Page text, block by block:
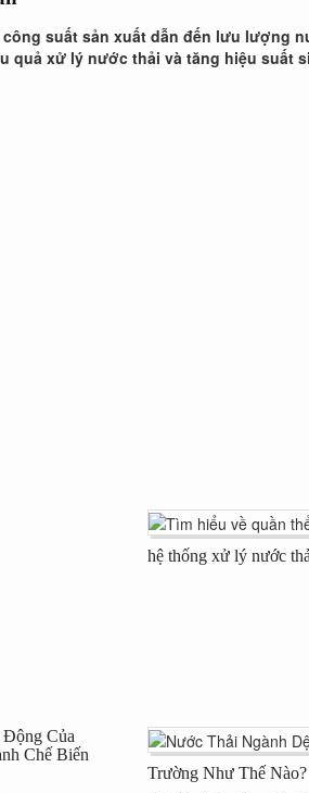
suất sản xuất dẫn đến lưu
xử lý nước thải và tăng hiệu suất
hệ thống xử lý nước
Động Của
Chế Biến
Trường Như Thế Nào?